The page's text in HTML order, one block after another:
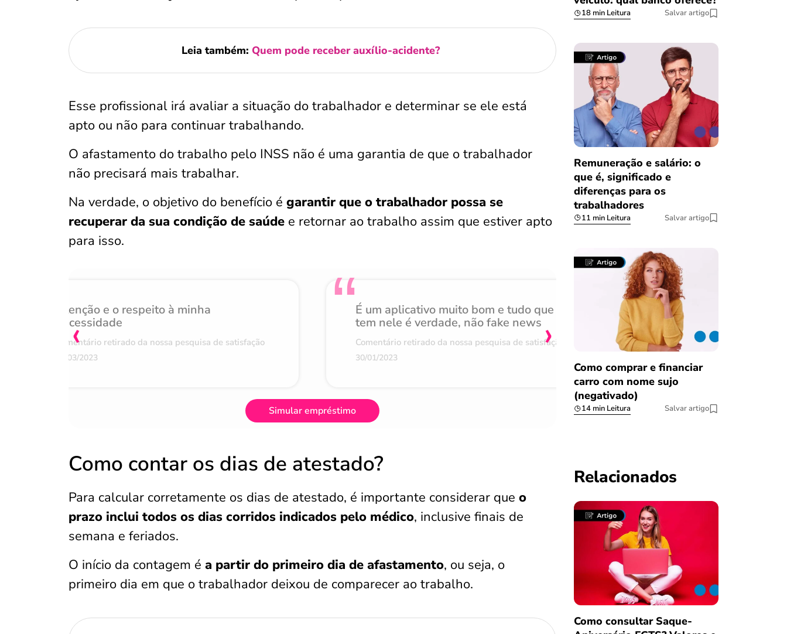
Leia também: Quem pode receber auxílio-acidente?
Esse profissional irá avaliar a situação do trabalhador e determinar se ele está
apto ou não para continuar trabalhando.
O afastamento do trabalho pelo INSS não é uma garantia de que o trabalhador
não precisará mais trabalhar.
Na verdade, o objetivo do benefício é garantir que o trabalhador possa se
recuperar da sua condição de saúde e retornar ao trabalho assim que estiver apto
para isso.
Atenção e o respeito à minha
necessidade
Comentário retirado da nossa pesquisa de satisfação
07/03/2023
É um aplicativo muito bom e tudo que
tem nele é verdade, não fake news
Comentário retirado da nossa pesquisa de satisfação
30/01/2023
Achei muito rápido,
burocracia
Comentário retirado da nossa
‹ ›
Simular empréstimo
Como contar os dias de atestado?
Para calcular corretamente os dias de atestado, é importante considerar que o
prazo inclui todos os dias corridos indicados pelo médico, inclusive finais de
semana e feriados.
O início da contagem é a partir do primeiro dia de afastamento, ou seja, o
primeiro dia em que o trabalhador deixou de comparecer ao trabalho.
18 min Leitura Salvar artigo
Remuneração e salário: o
que é, significado e
diferenças para os
trabalhadores
11 min Leitura Salvar artigo
Como comprar e financiar
carro com nome sujo
(negativado)
14 min Leitura Salvar artigo
Relacionados
Como consultar Saque-